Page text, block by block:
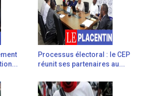
Processus électoral : le CEP
réunit ses partenaires au...